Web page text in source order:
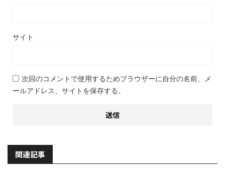
サイト
次回のコメントで使用するためブラウザーに自分の名前、メ
ールアドレス、サイトを保存する。
関連記事